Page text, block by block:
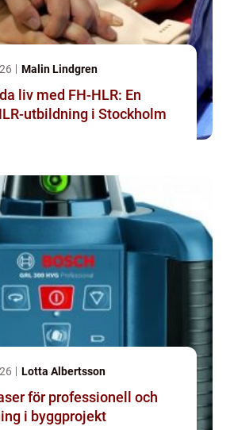
Malin Lindgren
liv med FH-HLR: En
utbildning i Stockholm
Lotta Albertsson
för professionell och
i byggprojekt